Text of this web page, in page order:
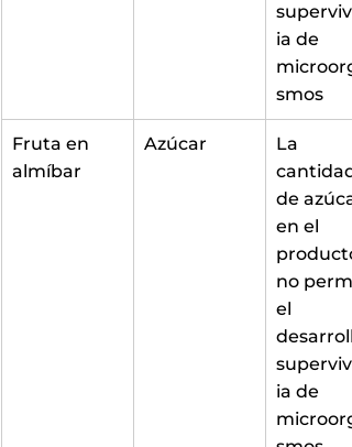
ia de
smos
Fruta en
almíbar
Azúcar
La
cantidad
de
en el
no
el
ia de